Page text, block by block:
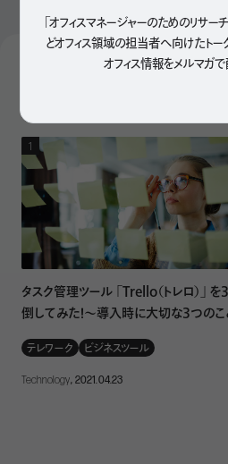
「オフィスマネージャーのためのリサーチ
どオフィス領域の担当者へ向けたトー
オフィス情報をメルマガ
早起きの定義は人それぞれですが
の目安とされる「5時起き」を早起
5時起きの朝と8時起きの朝の違い
う側か、追われる側か」です。
8時に起床し、出勤までの時間が
ムに急かされながら慌ただしく
備で家を出ることになります。通
モード。会社に到着した時点で
議やメール対応に追われる——。こ
Popular Articles
タスク管理ツール 「Trello（トレロ）」
倒してみた！～導入時に大切な3つのこ
テレワーク ビジネスツール
Technology, 2021.04.23